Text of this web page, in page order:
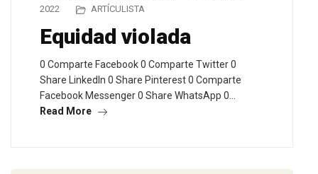
2022
ARTÍCULISTA
Equidad violada
0 Comparte Facebook 0 Comparte Twitter 0
Share LinkedIn 0 Share Pinterest 0 Comparte
Facebook Messenger 0 Share WhatsApp 0…
Read More